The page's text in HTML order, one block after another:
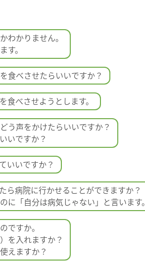
わかりません。
す。
食べさせたらいいですか？
食べさせようとします。
う声をかけたらいいですか？
いですか？
いいですか？
ら病院に行かせることができますか？
に「自分は病気じゃない」と言います。
ですか。
を入れますか？
えますか？